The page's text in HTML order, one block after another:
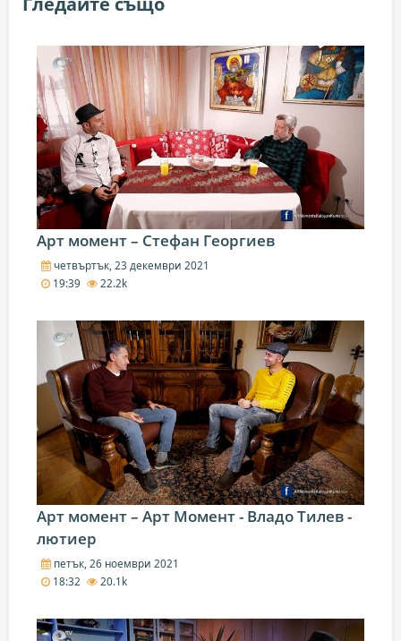
Арт момент – Стефан Георгиев
четвъртък, 23 декември 2021
19:39
22.2k
Арт момент – Арт Момент - Владо Тилев -
лютиер
петък, 26 ноември 2021
18:32
20.1k